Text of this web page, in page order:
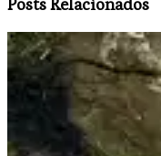
Posts Relacionados